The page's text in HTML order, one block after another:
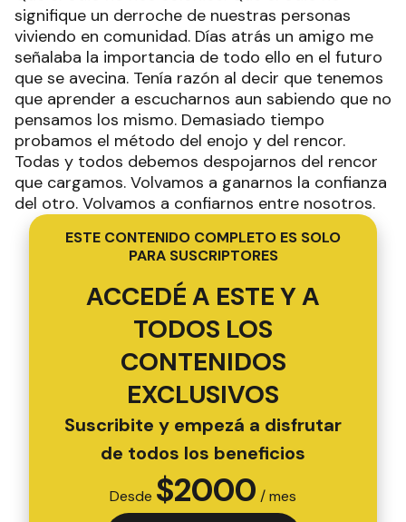
ESTE CONTENIDO COMPLETO ES SOLO
PARA SUSCRIPTORES
ACCEDÉ A ESTE Y A
TODOS LOS
CONTENIDOS
EXCLUSIVOS
Suscribite y empezá a disfrutar
de todos los beneficios
Desde $2000 / mes